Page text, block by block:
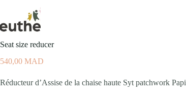
Seat size reducer
540,00 MAD
Réducteur d’Assise de la chaise haute Syt patchwork